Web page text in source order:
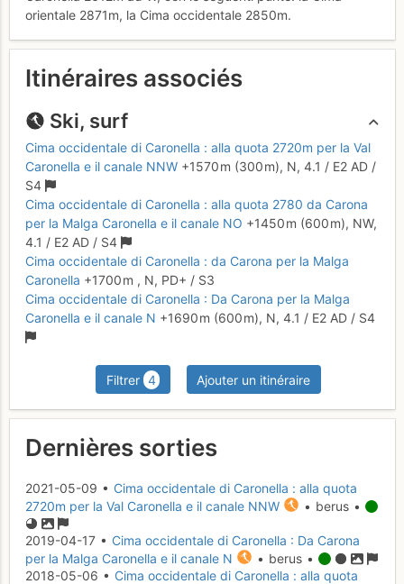
orientale 2871m, la Cima occidentale 2850m.
Itinéraires associés
Ski, surf
Cima occidentale di Caronella : alla quota 2720m per la Val
Caronella e il canale NNW +1570 m (300 m), N, 4.1 / E2 AD /
S4
Cima occidentale di Caronella : alla quota 2780 da Carona
per la Malga Caronella e il canale NO +1450 m (600 m), NW,
4.1 / E2 AD / S4
Cima occidentale di Caronella : da Carona per la Malga
Caronella +1700 m , N, PD+ / S3
Cima occidentale di Caronella : Da Carona per la Malga
Caronella e il canale N +1690 m (600 m), N, 4.1 / E2 AD / S4
Filtrer 4 Ajouter un itinéraire
Dernières sorties
2021-05-09 • Cima occidentale di Caronella : alla quota
2720m per la Val Caronella e il canale NNW
• berus •
2019-04-17 • Cima occidentale di Caronella : Da Carona
per la Malga Caronella e il canale N
• berus •
2018-05-06 • Cima occidentale di Caronella : alla quota